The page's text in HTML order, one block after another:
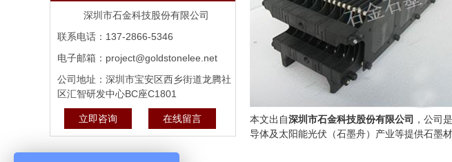
深圳市石金科技股份有限公司
联系电话：137-2866-5346
电子邮箱：project@goldstonelee.net
公司地址：深圳市宝安区西乡街道龙腾社
区汇智研发中心BC座C1801
立即咨询 在线留言 本文出自深圳市石金科技股份有限公司 ，公司
导体及太阳能光伏（石墨舟）产业等提供石墨